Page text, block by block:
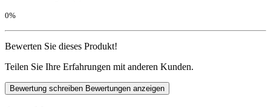
0%
Bewerten Sie dieses Produkt!
Teilen Sie Ihre Erfahrungen mit anderen Kunden.
Bewertung schreiben Bewertungen anzeigen